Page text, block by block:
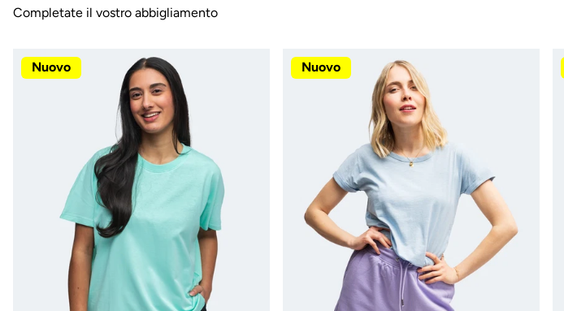
Completate il vostro abbigliamento
Nuovo Nuovo